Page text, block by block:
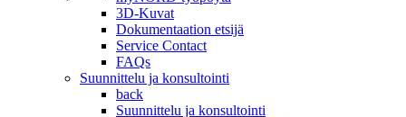
3D-Kuvat
Dokumentaation etsijä
Service Contact
FAQs
Suunnittelu ja konsultointi
back
Suunnittelu ja konsultointi